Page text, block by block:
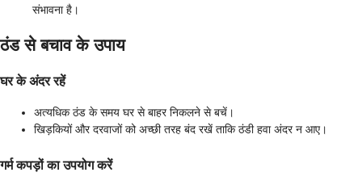
संभावना है।
ठंड से बचाव के उपाय
घर के अंदर रहें
अत्यधिक ठंड के समय घर से बाहर निकलने से बचें।
खिड़कियों और दरवाजों को अच्छी तरह बंद रखें ताकि ठंडी हवा अंदर न आए।
गर्म कपड़ों का उपयोग करें